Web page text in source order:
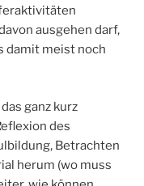
ausgehen darf,
damit meist noch
ganz kurz
des
Betrachten
herum (wo muss